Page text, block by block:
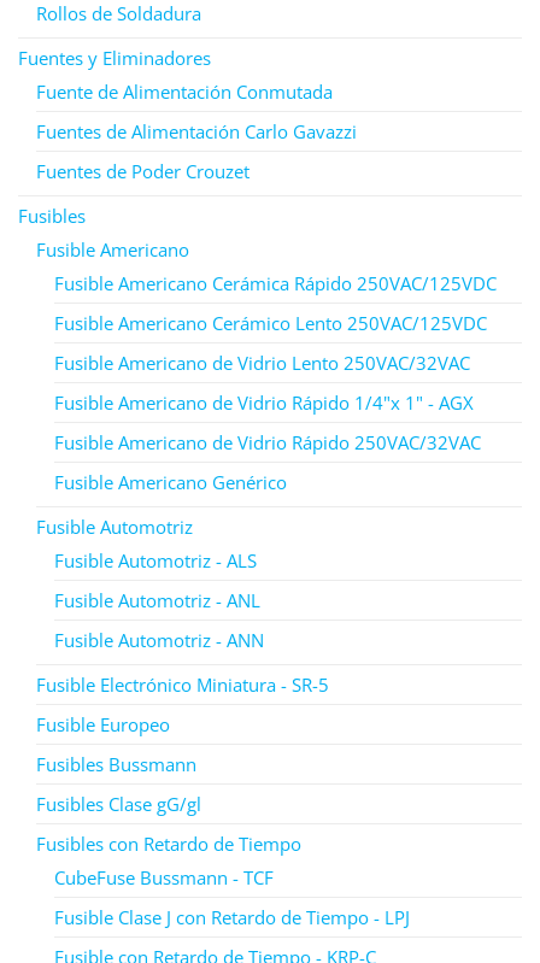
Rollos de Soldadura
Fuentes y Eliminadores
Fuente de Alimentación Conmutada
Fuentes de Alimentación Carlo Gavazzi
Fuentes de Poder Crouzet
Fusibles
Fusible Americano
Fusible Americano Cerámica Rápido 250VAC/125VDC
Fusible Americano Cerámico Lento 250VAC/125VDC
Fusible Americano de Vidrio Lento 250VAC/32VAC
Fusible Americano de Vidrio Rápido 1/4"x 1" - AGX
Fusible Americano de Vidrio Rápido 250VAC/32VAC
Fusible Americano Genérico
Fusible Automotriz
Fusible Automotriz - ALS
Fusible Automotriz - ANL
Fusible Automotriz - ANN
Fusible Electrónico Miniatura - SR-5
Fusible Europeo
Fusibles Bussmann
Fusibles Clase gG/gl
Fusibles con Retardo de Tiempo
CubeFuse Bussmann - TCF
Fusible Clase J con Retardo de Tiempo - LPJ
Fusible con Retardo de Tiempo - KRP-C